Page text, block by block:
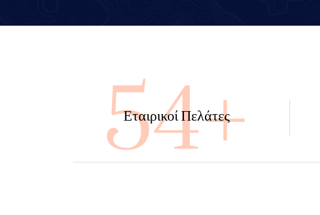
100+
Εταιρικοί Πελάτες